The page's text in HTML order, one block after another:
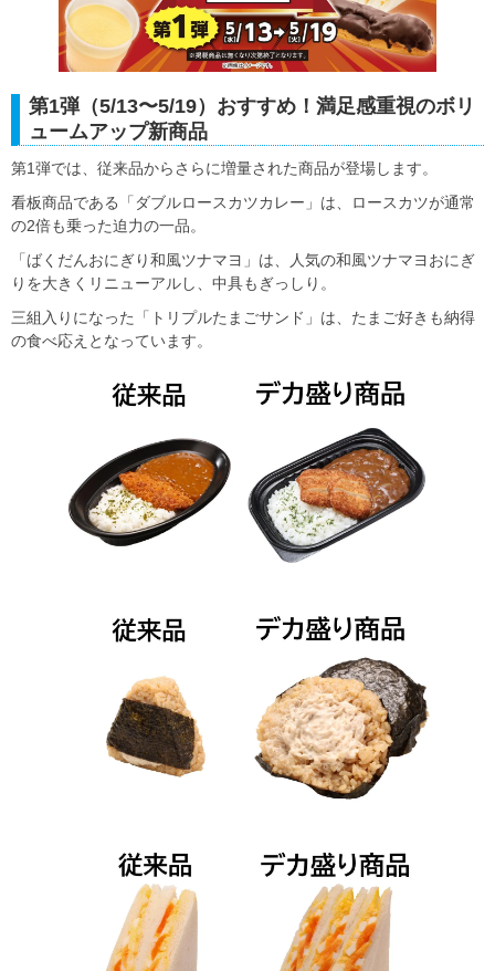
第1弾（5/13〜5/19）おすすめ！満足感重視のボリ
ュームアップ新商品
第1弾では、従来品からさらに増量された商品が登場します。
看板商品である「ダブルロースカツカレー」は、ロースカツが通常
の2倍も乗った迫力の一品。
「ばくだんおにぎり和風ツナマヨ」は、人気の和風ツナマヨおにぎ
りを大きくリニューアルし、中具もぎっしり。
三組入りになった「トリプルたまごサンド」は、たまご好きも納得
の食べ応えとなっています。